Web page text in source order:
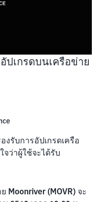
ปเกรดบนเครือข่าย
งรับการอัปเกรดเครือ
จว่าผู้ใช้จะได้รับ
Moonriver (MOVR) จะ